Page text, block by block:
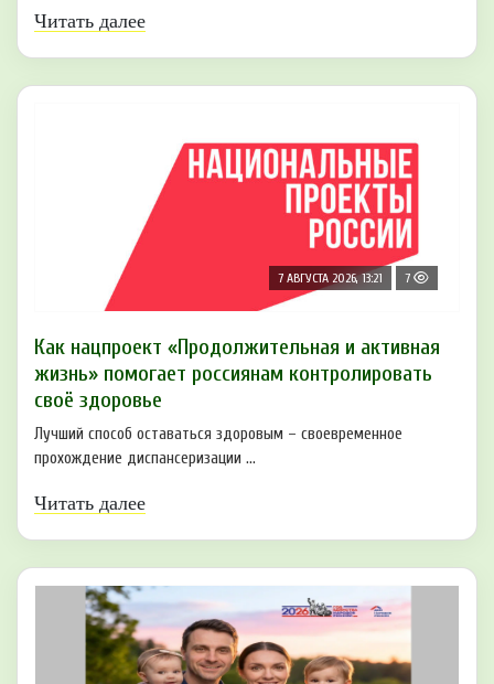
Читать далее
7 АВГУСТА 2026, 13:21 7
Как нацпроект «Продолжительная и активная
жизнь» помогает россиянам контролировать
своё здоровье
Лучший способ оставаться здоровым – своевременное
прохождение диспансеризации ...
Читать далее